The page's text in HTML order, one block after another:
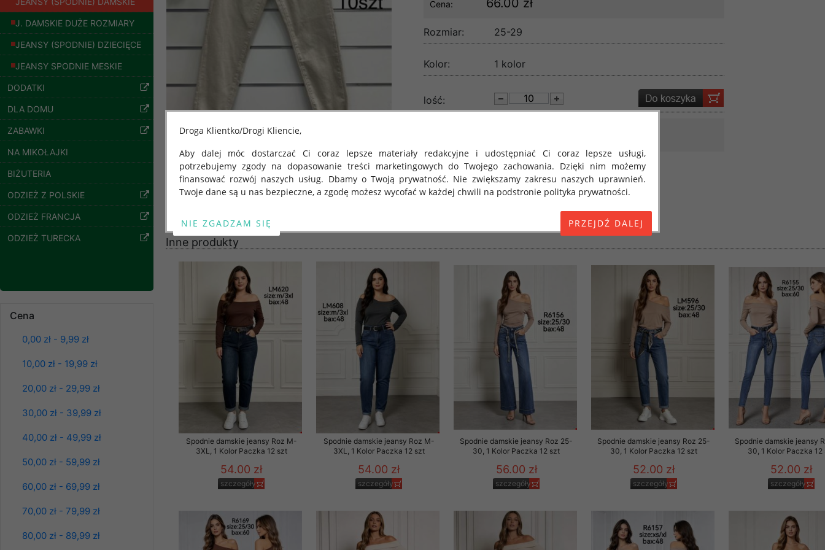
J. DAMSKIE DUŻE ROZMIARY
JEANSY (SPODNIE) DZIECIĘCE
JEANSY SPODNIE MESKIE
DODATKI
DLA DOMU
ZABAWKI
NA MIKOŁAJKI
BIŻUTERIA
ODZIEŻ Z POLSKIE
ODZIEŻ FRANCJA
ODZIEŻ TURECKA
Cena
0,00 zł - 9,99 zł
10,00 zł - 19,99 zł
20,00 zł - 29,99 zł
30,00 zł - 39,99 zł
40,00 zł - 49,99 zł
50,00 zł - 59,99 zł
60,00 zł - 69,99 zł
70,00 zł - 79,99 zł
80,00 zł - 89,99 zł
Bluzy damskie Roz
Paczka 10 szt
Paczka 10 szt
szczegóły
Cena: 66.00 zł
Rozmiar: 25-29
Kolor: 1 kolor
lość:
Inne produkty
Spodnie damskie jeansy Roz M-
3XL, 1 Kolor Paczka 12 szt
54.00 zł
szczegóły
Spodnie damskie jeansy Roz M-
3XL, 1 Kolor Paczka 12 szt
54.00 zł
szczegóły
Spodnie damskie jeansy Roz 25-
30, 1 Kolor Paczka 12 szt
56.00 zł
szczegóły
Spodnie damskie jeansy Roz 25-
30, 1 Kolor Paczka 12 szt
52.00 zł
szczegóły
Spodnie damskie jeansy
30, 1 Kolor Paczka 12
52.00 zł
szczegóły
Droga Klientko/Drogi Kliencie,
Aby dalej móc dostarczać Ci coraz lepsze materiały redakcyjne i udostępniać Ci coraz lepsze usługi,
potrzebujemy zgody na dopasowanie treści marketingowych do Twojego zachowania. Dzięki nim możemy
finansować rozwój naszych usług. Dbamy o Twoją prywatność. Nie zwiększamy zakresu naszych uprawnień.
Twoje dane są u nas bezpieczne, a zgodę możesz wycofać w każdej chwili na podstronie polityka prywatności.
Od 25 maja 2018 roku obowiązuje Rozporządzenie Parlamentu Europejskiego i Rady (UE) 2016/679 z dnia 27
kwietnia 2016 r. w sprawie ochrony osób fizycznych w związku z przetwarzaniem danych osobowych i w sprawie
swobodnego przepływu takich danych oraz uchylenia dyrektywy 95/46/WE (określane jako "RODO", "ORODO",
przetwarzaniu Twoich danych oraz zasadach, na jakich odbywa się to po dniu 25 maja 2018 roku. Poniżej
znajdziesz podstawowe informacje na ten temat.
Potrzebujemy na to Twojej zgody.
Jeżeli klikniesz przycisk „Przejdź dalej” lub zamkniesz to okno, to wyrazisz zgodę na przetwarzanie przez OMEZ
Sp. z o.o.
Wyrażenie zgody jest dobrowolne. Zgodę możesz w każdym momencie wycofać . Pamiętaj, że wycofanie zgody nie
wpływa na zgodność z prawem przetwarzania dokonanego wcześniej.
Dodatkowe informacje, w tym o przysługujących uprawnieniach (prawo dostępu, sprostowania oraz usunięcia
Twoich danych, ograniczenia ich przetwarzania, prawo do ich przenoszenia, niepodlegania zautomatyzowanemu
podejmowaniu decyzji, w tym profilowaniu, a także prawo wyrażenia sprzeciwu wobec przetwarzania Twoich
danych osobowych) znajdziesz w Polityce prywatności.
---------------------------------------------------
Polityka prywatności
Zapewniamy naszym Klientom pełne poszanowanie ich prywatności oraz ochronę ich danych osobowych.